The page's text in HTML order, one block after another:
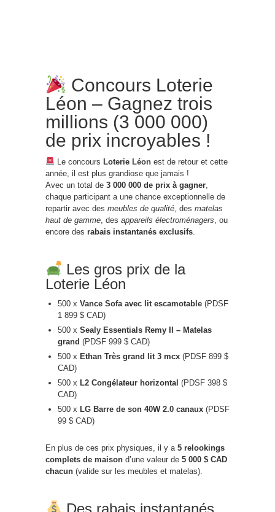
Concours Loterie
Léon – Gagnez trois
millions (3 000 000)
de prix incroyables !
Le concours Loterie Léonest de retour et cette
année, il est plus grandiose que jamais !
Avec un total de 3 000 000 de prix à gagner,
chaque participant a une chance exceptionnelle de
repartir avec des meubles de qualité, des matelas
haut de gamme, des appareils électroménagers, ou
encore des rabais instantanés exclusifs.
Les gros prix de la
Loterie Léon
500 x Vance Sofa avec lit escamotable (PDSF
1 899 $ CAD)
500 x Sealy Essentials Remy II – Matelas
grand (PDSF 999 $ CAD)
500 x Ethan Très grand lit 3 mcx (PDSF 899 $
CAD)
500 x L2 Congélateur horizontal (PDSF 398 $
CAD)
500 x LG Barre de son 40W 2.0 canaux (PDSF
99 $ CAD)
En plus de ces prix physiques, il y a 5 relookings
complets de maison d’une valeur de 5 000 $ CAD
chacun (valide sur les meubles et matelas).
Des rabais instantanés